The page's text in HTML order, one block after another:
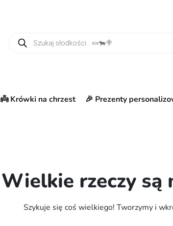
👼 Krówki na chrzest 🎉 Prezenty
Wielkie rzeczy są
Szykuje się coś wielkiego! Tworzymy i